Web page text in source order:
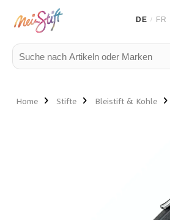
DE / FR
Home Stifte Bleistift & Kohle